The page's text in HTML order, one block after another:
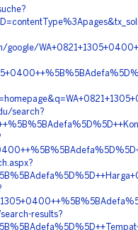
search?
results?